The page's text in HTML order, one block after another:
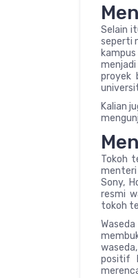
Selain
seperti
proyek
Kalian
Tokoh
menteri
Sony,
resmi
tokoh
positif